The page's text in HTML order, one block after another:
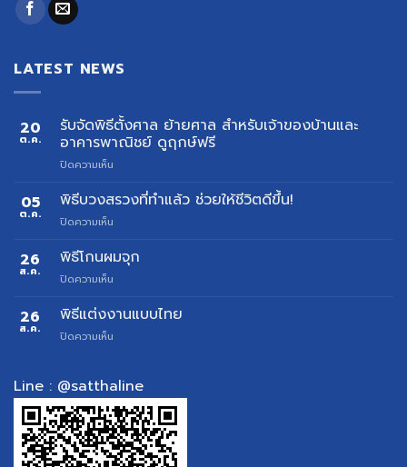
LATEST NEWS
20
ต.ค.
รับจัดพิธีตั้งศาล ย้ายศาล สำหรับเจ้าของบ้านและ
อาคารพาณิชย์ ดูฤกษ์ฟรี
ปิดความเห็น
จัด
ย้าย
บ้าน
ดู
ฤกษ์
ฟรี
05
ต.ค.
พิธีบวงสรวงที่ทำแล้ว ช่วยให้ชีวิตดีขึ้น!
ปิดความเห็น
บวงสรวง
ช่วย
26
ส.ค.
พิธีโกนผมจุก
ปิดความเห็น
โกน
26
ส.ค.
พิธีแต่งงานแบบไทย
ปิดความเห็น
แบบ
ไทย
Line : @satthaline